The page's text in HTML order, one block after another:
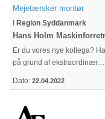
Mejetærsker montør
I Region Syddanmark
Hans Holm
Er du vores nye kollega?
på grund af ekstraordinær…
Dato: 22.04.2022